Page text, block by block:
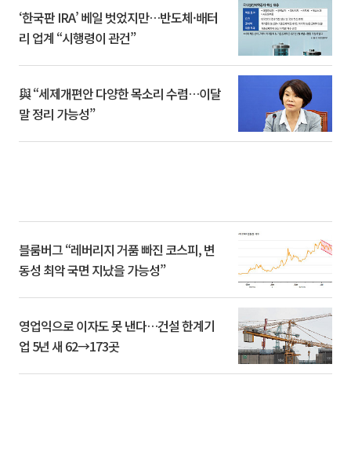
‘한국판 IRA’ 베일 벗었지만…반도체·배터
리 업계 “시행령이 관건”
與 “세제개편안 다양한 목소리 수렴…이달
말 정리 가능성”
블룸버그 “레버리지 거품 빠진 코스피, 변
동성 최악 국면 지났을 가능성”
영업익으로 이자도 못 낸다…건설 한계기
업 5년 새 62→173곳